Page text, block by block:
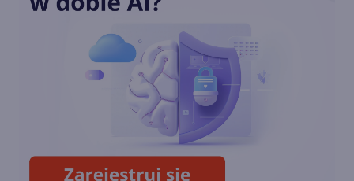
Streaming na Twitchu i granie
generacji na Xbox One
Next-genowa funkcjonalność
w aktualizacji firmware'u
kontrolerów Xbox One